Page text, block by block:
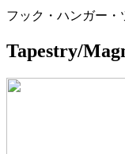
フック・ハンガー・
Tapestry/